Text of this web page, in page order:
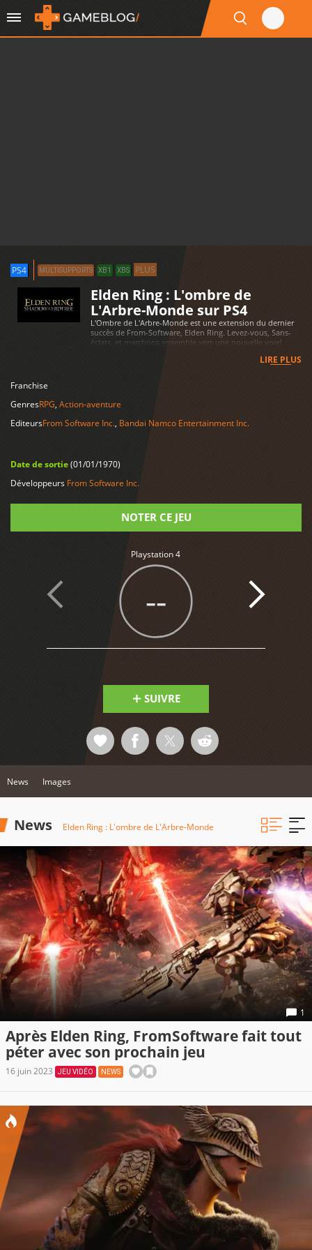
PS4 MULTISUPPORTS XB1 XBS PLUS
Elden Ring : L'ombre de
L'Arbre-Monde sur PS4
L'Ombre de L'Arbre-Monde est une extension du dernier
succès de From-Software, Elden Ring. Levez-vous, Sans-
éclats, et marchons ensemble vers une nouvelle voie!
LIRE PLUS
Franchise
GenresRPG, Action-aventure
EditeursFrom Software Inc., Bandai Namco Entertainment Inc.
Date de sortie(01/01/1970)
Développeurs From Software Inc.
NOTER CE JEU
Playstation 4
--
SUIVRE
News Images
News Elden Ring : L'ombre de L'Arbre-Monde
1
Après Elden Ring, FromSoftware fait tout
péter avec son prochain jeu
16 juin 2023 JEU VIDÉO NEWS